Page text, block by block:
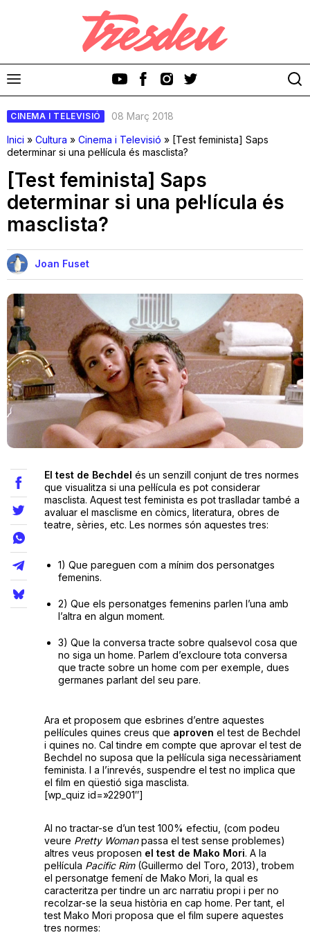
Discos
Festivals
Teatre
Internet
Opinió
Llibres
La Llista
CINEMA I TELEVISIÓ
08 Març 2018
Inici » Cultura » Cinema i Televisió » [Test feminista] Saps
determinar si una pel·lícula és masclista?
[Test feminista] Saps
determinar si una pel·lícula és
masclista?
Joan Fuset
El test de Bechdel és un senzill conjunt de tres normes
que visualitza si una pel·lícula es pot considerar
masclista. Aquest test feminista es pot traslladar també a
avaluar el masclisme en còmics, literatura, obres de
teatre, sèries, etc. Les normes són aquestes tres:
1) Que pareguen com a mínim dos personatges
femenins.
2) Que els personatges femenins parlen l’una amb
l’altra en algun moment.
3) Que la conversa tracte sobre qualsevol cosa que
no siga un home. Parlem d’excloure tota conversa
que tracte sobre un home com per exemple, dues
germanes parlant del seu pare.
Ara et proposem que esbrines d’entre aquestes
pel·lícules quines creus que aproven el test de Bechdel
i quines no. Cal tindre em compte que aprovar el test de
Bechdel no suposa que la pel·lícula siga necessàriament
feminista. I a l’inrevés, suspendre el test no implica que
el film en qüestió siga masclista.
[wp_quiz id=»22901″]
Al no tractar-se d’un test 100% efectiu, (com podeu
veure Pretty Womanpassa el test sense problemes)
altres veus proposen el test de Mako Mori. A la
pel·lícula Pacific Rim (Guillermo del Toro, 2013), trobem
el personatge femení de Mako Mori, la qual es
caracteritza per tindre un arc narratiu propi i per no
recolzar-se la seua història en cap home. Per tant, el
test Mako Mori proposa que el film supere aquestes
tres normes: